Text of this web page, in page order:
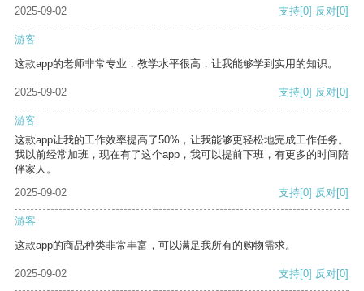
2025-09-02
支持[0] 反对[0]
游客
这款app的老师非常专业，教学水平很高，让我能够学到实用的知识。
2025-09-02 支持[0] 反对[0]
游客
这款app让我的工作效率提高了50%，让我能够更轻松地完成工作任务。
我以前经常加班，现在有了这个app，我可以提前下班，有更多的时间陪
伴家人。
2025-09-02
支持[0] 反对[0]
游客
这款app的商品种类非常丰富，可以满足我所有的购物需求。
2025-09-02 支持[0] 反对[0]